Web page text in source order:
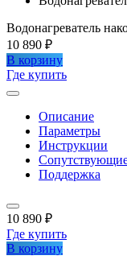
Водонагреватель
10 890 ₽
В корзину
Где купить
Описание
Параметры
Инструкции
Поддержка
10 890 ₽
Где купить
В корзину